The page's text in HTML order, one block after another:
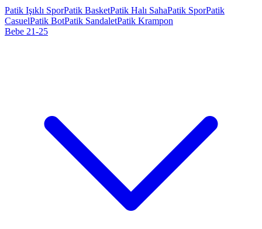
Patik Işıklı SporPatik BasketPatik Halı SahaPatik SporPatik
CasuelPatik BotPatik SandaletPatik Krampon
Bebe 21-25